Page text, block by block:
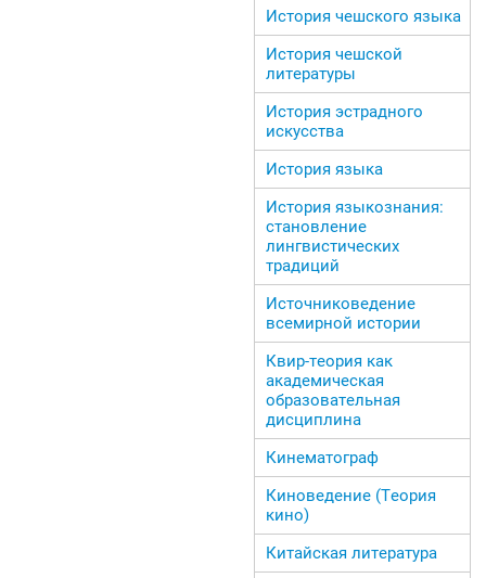
История чешского языка
История чешской
литературы
История эстрадного
искусства
История языка
История языкознания:
становление
лингвистических
традиций
Источниковедение
всемирной истории
Квир-теория как
академическая
образовательная
дисциплина
Кинематограф
Киноведение (Теория
кино)
Китайская литература